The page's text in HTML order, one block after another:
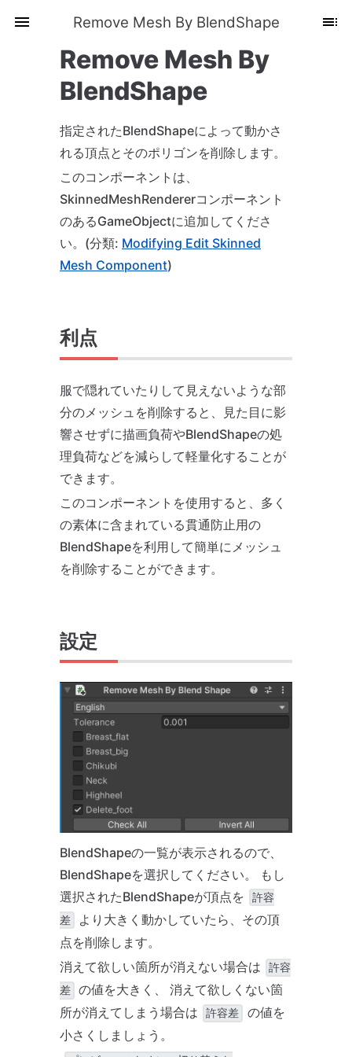
Remove Mesh By BlendShape
Remove Mesh By
BlendShape
指定されたBlendShapeによって動かさ
れる頂点とそのポリゴンを削除します。
このコンポーネントは、
SkinnedMeshRendererコンポーネント
のあるGameObjectに追加してくださ
い。(分類: Modifying Edit Skinned
Mesh Component)
利点
服で隠れていたりして見えないような部
分のメッシュを削除すると、見た目に影
響させずに描画負荷やBlendShapeの処
理負荷などを減らして軽量化することが
できます。
このコンポーネントを使用すると、多く
の素体に含まれている貫通防止用の
BlendShapeを利用して簡単にメッシュ
を削除することができます。
設定
BlendShapeの一覧が表示されるので、
BlendShapeを選択してください。 もし
選択されたBlendShapeが頂点を
許容
差
より大きく動かしていたら、その頂
点を削除します。
消えて欲しい箇所が消えない場合は
許容
差
の値を大きく、 消えて欲しくない箇
所が消えてしまう場合は
許容差
の値を
小さくしましょう。